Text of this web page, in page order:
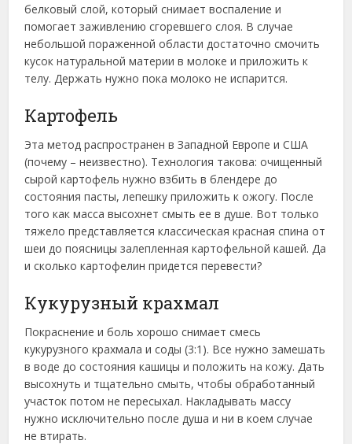
белковый слой, который снимает воспаление и
помогает заживлению сгоревшего слоя. В случае
небольшой пораженной области достаточно смочить
кусок натуральной материи в молоке и приложить к
телу. Держать нужно пока молоко не испарится.
Картофель
Эта метод распространен в Западной Европе и США
(почему – неизвестно). Технология такова: очищенный
сырой картофель нужно взбить в блендере до
состояния пасты, лепешку приложить к ожогу. После
того как масса высохнет смыть ее в душе. Вот только
тяжело представляется классическая красная спина от
шеи до поясницы залепленная картофельной кашей. Да
и сколько картофелин придется перевести?
Кукурузный крахмал
Покраснение и боль хорошо снимает смесь
кукурузного крахмала и соды (3:1). Все нужно замешать
в воде до состояния кашицы и положить на кожу. Дать
высохнуть и тщательно смыть, чтобы обработанный
участок потом не пересыхал. Накладывать массу
нужно исключительно после душа и ни в коем случае
не втирать.